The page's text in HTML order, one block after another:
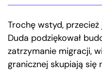
Trochę wstyd,
Duda podziękował
zatrzymanie migracji,
granicznej skupiają się